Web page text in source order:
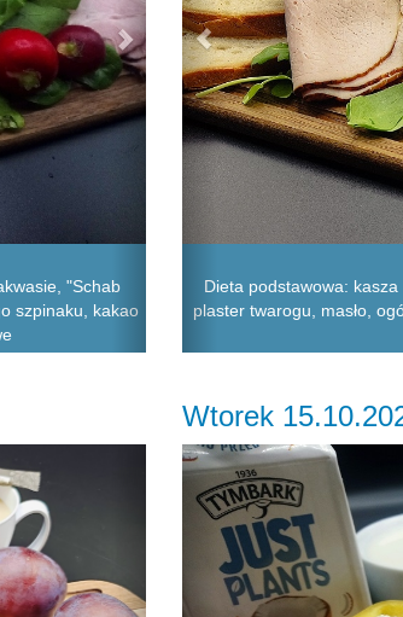
"Schab
szpinaku, kakao
Dieta podstawowa:
plaster twarogu, masło,
Wtorek
Previous